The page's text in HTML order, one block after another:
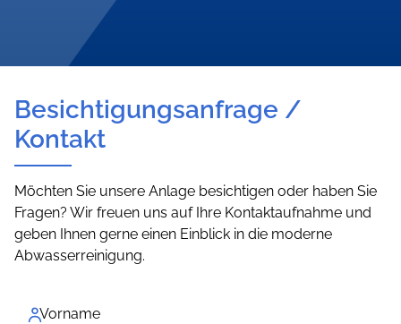
Besichtigungsanfrage /
Kontakt
Möchten Sie unsere Anlage besichtigen oder haben Sie
Fragen? Wir freuen uns auf Ihre Kontaktaufnahme und
geben Ihnen gerne einen Einblick in die moderne
Abwasserreinigung.
Vorname